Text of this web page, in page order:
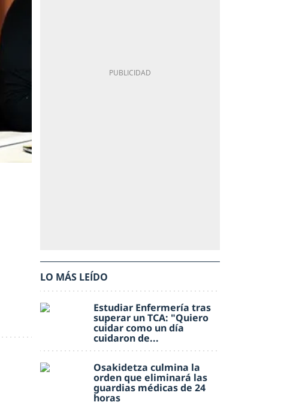
LO MÁS LEÍDO
Estudiar Enfermería tras
superar un TCA: "Quiero
cuidar como un día
cuidaron de...
Osakidetza culmina la
orden que eliminará las
guardias médicas de 24
horas